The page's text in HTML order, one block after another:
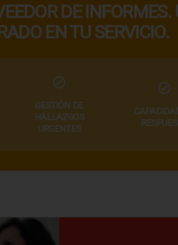
DE INFORMES.
EN TU SERVICIO.
GESTIÓN DE
HALLAZGOS
URGENTES